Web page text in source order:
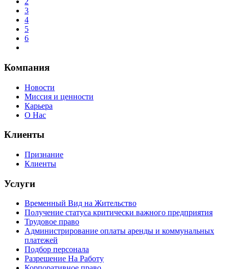
3
4
5
6
Компания
Новости
Миссия и ценности
Карьера
О Нас
Клиенты
Признание
Клиенты
Услуги
Временный Вид на Жительство
Получение статуса критически важного предприятия
Трудовое право
Администрирование оплаты аренды и коммунальных
платежей
Подбор персонала
Разрешение На Работу